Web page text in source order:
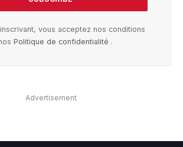
vous acceptez nos conditions
Politique de confidentialité .
Advertisement